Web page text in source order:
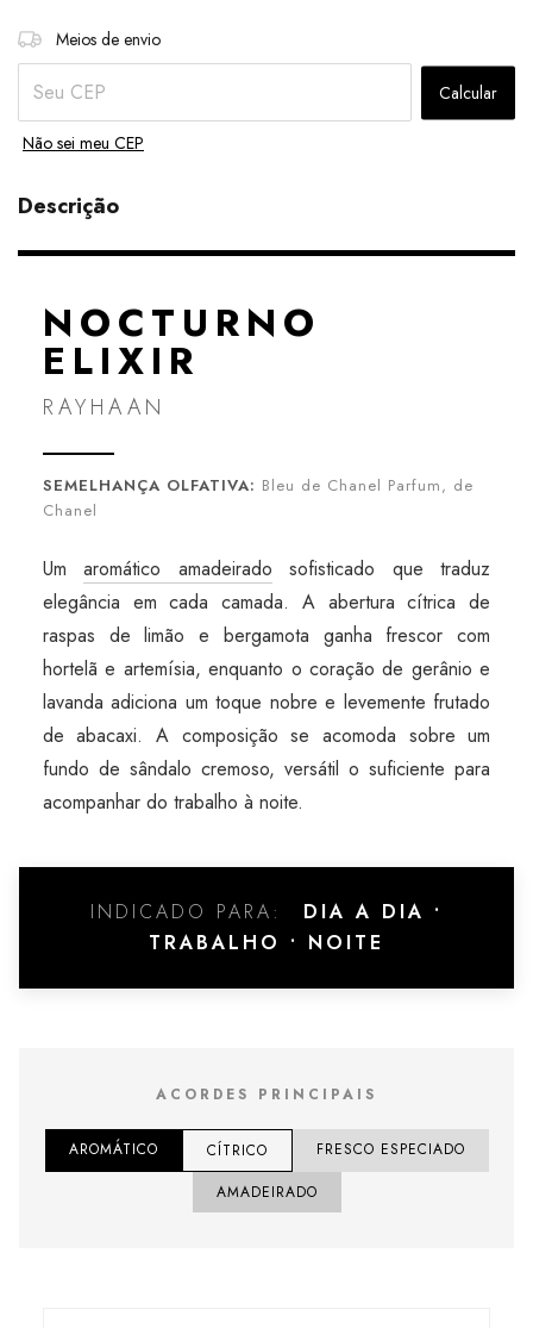
Entregas para o CEP:
Meios de envio
Calcular
Não sei meu CEP
Descrição
NOCTURNO
ELIXIR
RAYHAAN
SEMELHANÇA OLFATIVA: Bleu de Chanel Parfum, de
Chanel
Umaromático amadeirado sofisticado que traduz
elegância em cada camada. A abertura cítrica de
raspas de limão e bergamota ganha frescor com
hortelã e artemísia, enquanto o coração de gerânio e
lavanda adiciona um toque nobre e levemente frutado
de abacaxi. A composição se acomoda sobre um
fundo de sândalo cremoso, versátil o suficiente para
acompanhar do trabalho à noite.
INDICADO PARA:
DIA A DIA •
TRABALHO • NOITE
ACORDES PRINCIPAIS
AROMÁTICO CÍTRICO
FRESCO ESPECIADO
AMADEIRADO